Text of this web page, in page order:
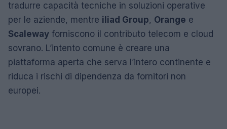
tradurre capacità tecniche in soluzioni operative
per le aziende, mentre iliad Group, Orange e
Scaleway forniscono il contributo telecom e cloud
sovrano. L’intento comune è creare una
piattaforma aperta che serva l’intero continente e
riduca i rischi di dipendenza da fornitori non
europei.